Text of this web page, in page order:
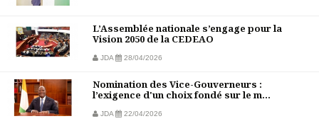
L’Assemblée nationale s’engage pour la
Vision 2050 de la CEDEAO
JDA 28/04/2026
Nomination des Vice-Gouverneurs :
l’exigence d'un choix fondé sur le m...
JDA 22/04/2026